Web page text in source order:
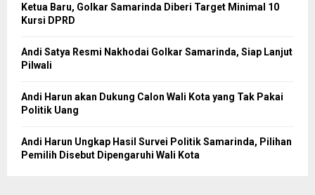
Ketua Baru, Golkar Samarinda Diberi Target Minimal 10
Kursi DPRD
Andi Satya Resmi Nakhodai Golkar Samarinda, Siap Lanjut
Pilwali
Andi Harun akan Dukung Calon Wali Kota yang Tak Pakai
Politik Uang
Andi Harun Ungkap Hasil Survei Politik Samarinda, Pilihan
Pemilih Disebut Dipengaruhi Wali Kota